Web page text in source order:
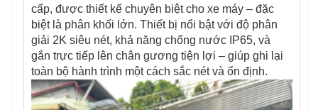
cấp, được thiết kế chuyên biệt cho xe máy – đặc
biệt là phân khối lớn. Thiết bị nổi bật với độ phân
giải 2K siêu nét, khả năng chống nước IP65, và
gắn trực tiếp lên chân gương tiện lợi – giúp ghi lại
toàn bộ hành trình một cách sắc nét và ổn định.